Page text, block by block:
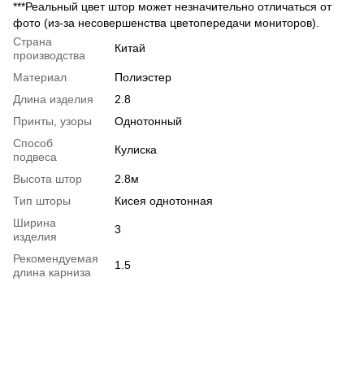
***Реальный цвет штор может незначительно отличаться от
фото (из-за несовершенства цветопередачи мониторов).
Страна
производства
Китай
Материал
Полиэстер
Длина изделия
2.8
Принты, узоры
Однотонный
Способ
подвеса
Кулиска
Высота штор
2.8м
Тип шторы
Кисея однотонная
Ширина
изделия
3
Рекомендуемая
длина карниза
1.5